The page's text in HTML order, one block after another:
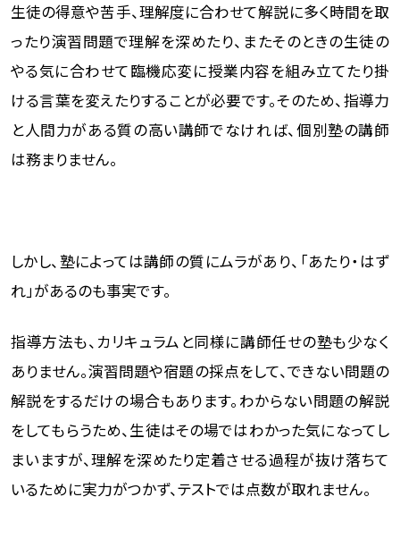
生徒の得意や苦手、理解度に合わせて解説に多く時間を取
ったり演習問題で理解を深めたり、またそのときの生徒の
やる気に合わせて臨機応変に授業内容を組み立てたり掛
ける言葉を変えたりすることが必要です。そのため、指導力
と人間力がある質の高い講師でなければ、個別塾の講師
は務まりません。
しかし、塾によっては講師の質にムラがあり、「あたり・はず
れ」があるのも事実です。
指導方法も、カリキュラムと同様に講師任せの塾も少なく
ありません。演習問題や宿題の採点をして、できない問題の
解説をするだけの場合もあります。わからない問題の解説
をしてもらうため、生徒はその場ではわかった気になってし
まいますが、理解を深めたり定着させる過程が抜け落ちて
いるために実力がつかず、テストでは点数が取れません。